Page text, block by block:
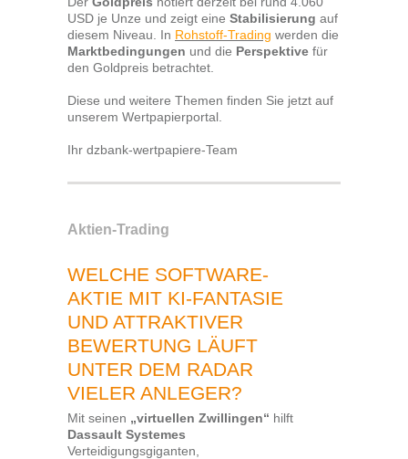
USD je Unze und zeigt eine Stabilisierung auf
diesem Niveau. In Rohstoff-Trading werden die
Marktbedingungen und die Perspektive für
den Goldpreis betrachtet.
Diese und weitere Themen finden Sie jetzt auf
unserem Wertpapierportal.
Ihr dzbank-wertpapiere-Team
Aktien-Trading
WELCHE SOFTWARE-
AKTIE MIT KI-FANTASIE
UND ATTRAKTIVER
BEWERTUNG LÄUFT
UNTER DEM RADAR
VIELER ANLEGER?
Mit seinen „virtuellen Zwillingen“ hilft
Dassault Systemes
Verteidigungsgiganten,